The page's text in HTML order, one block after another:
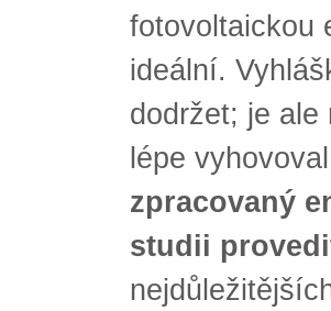
fotovoltaickou
ideální.
dodržet; je
lépe
zpracovaný
studii